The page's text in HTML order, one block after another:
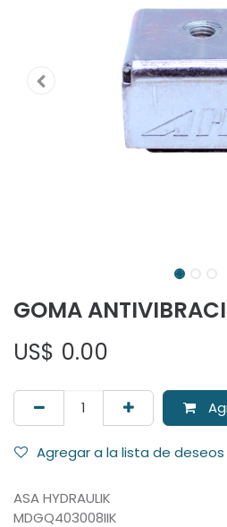
GOMA
US$ 0.00
Agregar a la lista de deseos
ASA HYDRAULIK
MDGQ403008IIK